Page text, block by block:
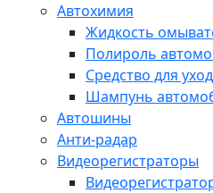
Автохимия
Жидкость
Полироль
Средство для
Шампунь
Автошины
Анти-радар
Видеорегистраторы